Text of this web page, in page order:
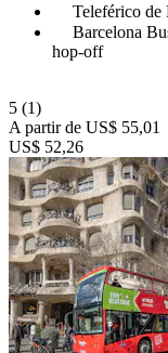
Teleférico de
Barcelona
hop-off
5 (1)
A partir de US$ 55,01
US$ 52,26